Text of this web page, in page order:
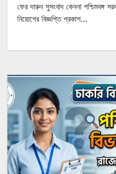
ফের দারুন সুসংবাদ কেননা পশ্চিমবঙ্গ
নিয়োগের বিজ্ঞপ্তি প্রকাশ…